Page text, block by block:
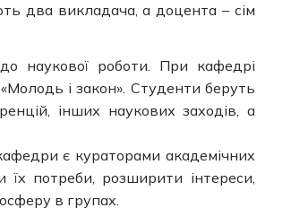
два викладача, а доцента – сім
наукової роботи. При кафедрі
і закон». Студенти беруть
інших наукових заходів, а
є кураторами академічних
їх потреби, розширити інтереси,
в групах.